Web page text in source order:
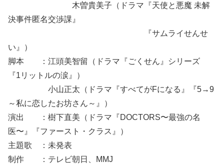
木曽貴美子（ドラマ『天使と悪魔 未解
決事件匿名交渉課』
『サムライせんせ
い』）
脚本 ：江頭美智留（ドラマ『ごくせん』シリーズ
『1リットルの涙』）
小山正太（ドラマ『すべてがFになる』『5→9
～私に恋したお坊さん～』）
演出 ：樹下直美（ドラマ『DOCTORS〜最強の名
医〜』『ファースト・クラス』）
主題歌 ：未発表
制作 ：テレビ朝日、MMJ